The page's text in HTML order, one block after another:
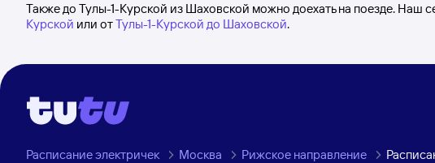
Также до Тулы-1-Курской из Шаховской можно доехать на поезде. Наш
Курской или отТулы-1-Курской до Шаховской.
Расписание электричек Москва Рижское направление